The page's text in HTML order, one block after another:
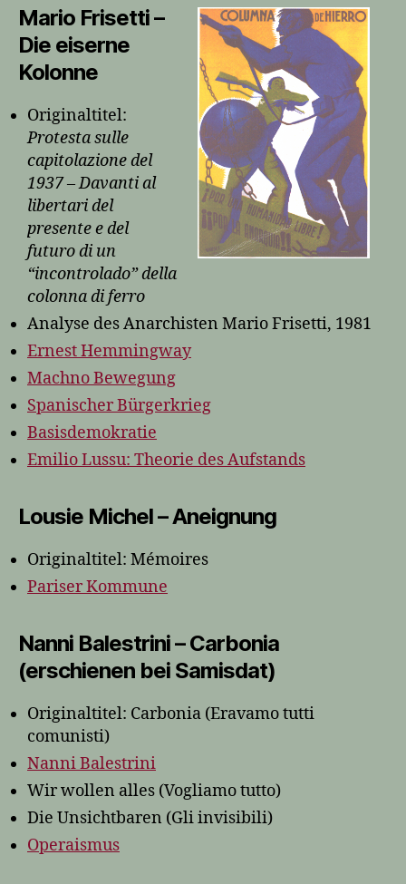
Mario Frisetti –
Die eiserne
Kolonne
Originaltitel:
Protesta sulle
capitolazione del
1937 – Davanti al
libertari del
presente e del
futuro di un
“incontrolado” della
colonna di ferro
Analyse des Anarchisten Mario Frisetti, 1981
Ernest Hemmingway
Machno Bewegung
Spanischer Bürgerkrieg
Basisdemokratie
Emilio Lussu: Theorie des Aufstands
Lousie Michel – Aneignung
Originaltitel: Mémoires
Pariser Kommune
Nanni Balestrini – Carbonia
(erschienen bei Samisdat)
Originaltitel: Carbonia (Eravamo tutti
comunisti)
Nanni Balestrini
Wir wollen alles (Vogliamo tutto)
Die Unsichtbaren (Gli invisibili)
Operaismus